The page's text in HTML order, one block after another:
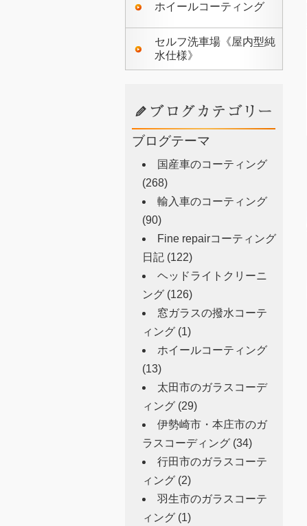
ホイールコーティング
セルフ洗車場《屋内型純
水仕様》
ブログテーマ
国産車のコーティング
(268)
輸入車のコーティング
(90)
Fine repairコーティング
日記 (122)
ヘッドライトクリーニ
ング (126)
窓ガラスの撥水コーテ
ィング (1)
ホイールコーティング
(13)
太田市のガラスコーデ
ィング (29)
伊勢崎市・本庄市のガ
ラスコーディング (34)
行田市のガラスコーテ
ィング (2)
羽生市のガラスコーテ
ィング (1)